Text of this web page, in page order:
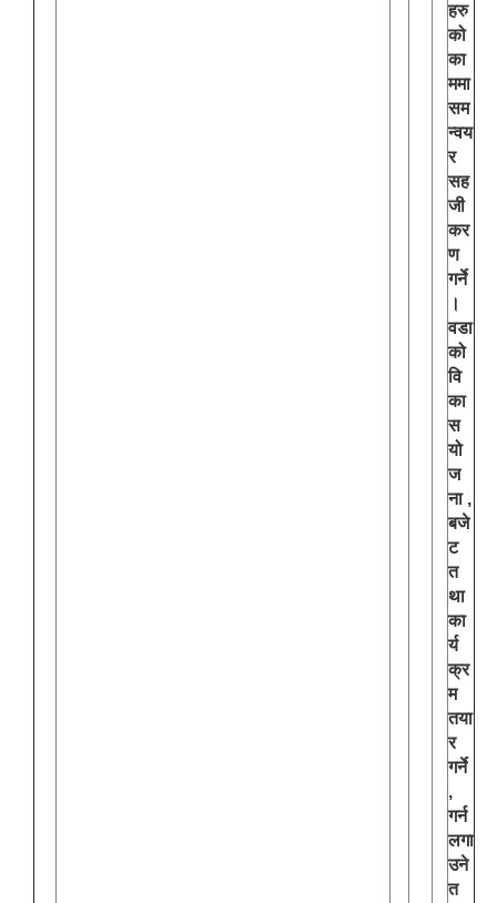
हरु
को
का
ममा
सम
न्वय
र
सह
जी
कर
ण
गर्ने
।
वडा
को
वि
का
स
यो
ज
ना ,
बजे
ट
त
था
का
र्य
क्र
म
तया
र
गर्ने
,
गर्न
लगा
उने
त